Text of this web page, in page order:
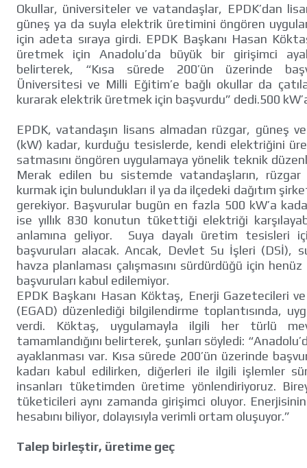
Okullar, üniversiteler ve vatandaşlar, EPDK’dan
güneş ya da suyla elektrik üretimini öngören
için adeta sıraya girdi. EPDK Başkanı Hasan
üretmek için Anadolu’da büyük bir girişimci
belirterek, “Kısa sürede 200’ün üzerinde
Üniversitesi ve Milli Eğitim’e bağlı okullar da
kurarak elektrik üretmek için başvurdu” dedi.500
EPDK, vatandaşın lisans almadan rüzgar, güneş
(kW) kadar, kurduğu tesislerde, kendi elektriğini
satmasını öngören uygulamaya yönelik teknik
Merak edilen bu sistemde vatandaşların,
kurmak için bulundukları il ya da ilçedeki dağıtım
gerekiyor. Başvurular bugün en fazla 500 kW’a
ise yıllık 830 konutun tükettiği elektriği
anlamına geliyor. Suya dayalı üretim tesisleri
başvuruları alacak. Ancak, Devlet Su İşleri (DSİ),
havza planlaması çalışmasını sürdürdüğü için
başvuruları kabul edilemiyor.
EPDK Başkanı Hasan Köktaş, Enerji Gazetecileri
(EGAD) düzenlediği bilgilendirme toplantısında,
verdi. Köktaş, uygulamayla ilgili her türlü
tamamlandığını belirterek, şunları söyledi:
ayaklanması var. Kısa sürede 200’ün üzerinde
kadarı kabul edilirken, diğerleri ile ilgili işlemler
insanları tüketimden üretime yönlendiriyoruz.
tüketicileri aynı zamanda girişimci oluyor.
hesabını biliyor, dolayısıyla verimli ortam oluşuyor.”
Talep birleştir, üretime geç